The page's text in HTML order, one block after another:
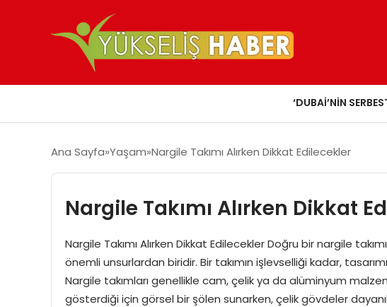
‘DUBAI’NIN
Ana Sayfa Yaşam Nargile Takımı Alırken Dikkat Edilecekler
Nargile Takımı Alırken Dikkat
Nargile Takımı Alırken Dikkat Edilecekler Doğru bir nargile
önemli unsurlardan biridir. Bir takımın işlevselliği kadar,
Nargile takımları genellikle cam, çelik ya da alüminyum
gösterdiği için görsel bir şölen sunarken, çelik gövdeler